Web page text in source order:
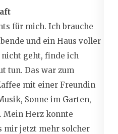
für mich. Ich brauche
und ein Haus voller
nicht geht, finde ich
tun. Das war zum
mit einer Freundin
Sonne im Garten,
Mein Herz konnte
mir jetzt mehr solcher